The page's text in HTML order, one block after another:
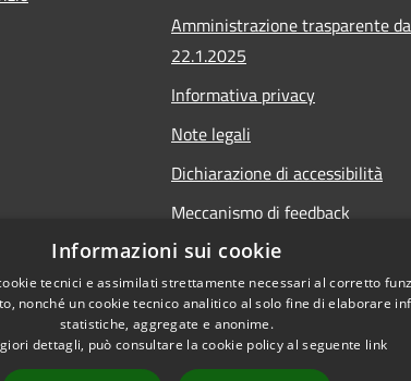
Amministrazione trasparente
22.1.2025
Informativa privacy
Note legali
Dichiarazione di accessibilità
Meccanismo di feedback
Whistleblowing
Informazioni sui cookie
tecnici e assimilati strettamente necessari al corretto
nonché un cookie tecnico analitico al solo fine di elaborare
statistiche, aggregate e anonime.
dettagli, può consultare la cookie policy al seguente link